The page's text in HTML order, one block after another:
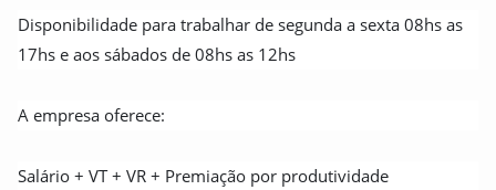
Disponibilidade para trabalhar de segunda a sexta 08hs as
17hs e aos sábados de 08hs as 12hs
A empresa oferece:
Salário + VT + VR + Premiação por produtividade